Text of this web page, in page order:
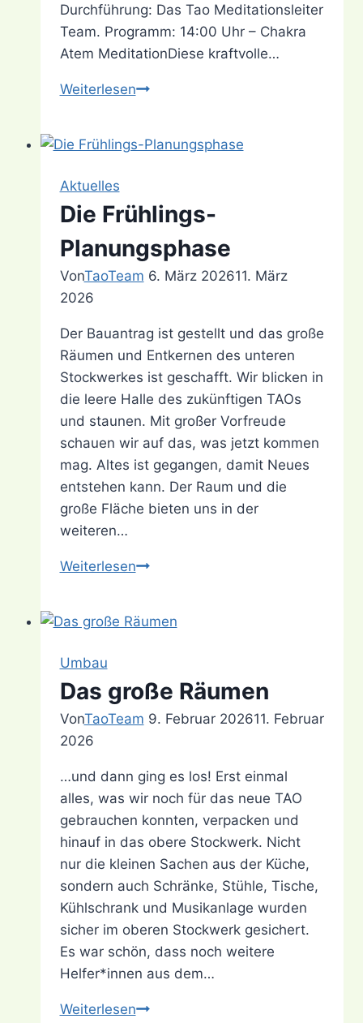
Durchführung: Das Tao Meditationsleiter
Team. Programm: 14:00 Uhr – Chakra
Atem MeditationDiese kraftvolle…
WeiterlesenMeditationstag
Aktuelles
Die Frühlings-
Planungsphase
VonTaoTeam 6. März 202611. März
2026
Der Bauantrag ist gestellt und das große
Räumen und Entkernen des unteren
Stockwerkes ist geschafft. Wir blicken in
die leere Halle des zukünftigen TAOs
und staunen. Mit großer Vorfreude
schauen wir auf das, was jetzt kommen
mag. Altes ist gegangen, damit Neues
entstehen kann. Der Raum und die
große Fläche bieten uns in der
weiteren…
WeiterlesenDie
Umbau
Das große Räumen
VonTaoTeam 9. Februar 202611. Februar
2026
…und dann ging es los! Erst einmal
alles, was wir noch für das neue TAO
gebrauchen konnten, verpacken und
hinauf in das obere Stockwerk. Nicht
nur die kleinen Sachen aus der Küche,
sondern auch Schränke, Stühle, Tische,
Kühlschrank und Musikanlage wurden
sicher im oberen Stockwerk gesichert.
Es war schön, dass noch weitere
Helfer*innen aus dem…
WeiterlesenDas